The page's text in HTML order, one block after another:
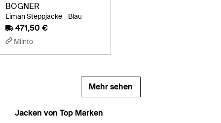
BOGNER
Liman Steppjacke - Blau
471,50 €
Miinto
Mehr sehen
Jacken von Top Marken